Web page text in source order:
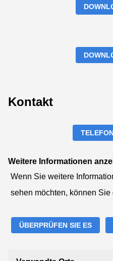
Kontakt
Weitere Informationen
Wenn Sie weitere
sehen möchten, können Sie
ÜBERPRÜFEN SIE ES